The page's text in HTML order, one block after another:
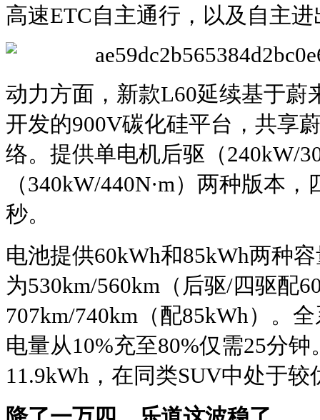
高速ETC自主通行，以及自主
动力方面，新款L60延续基于蔚
开发的900V碳化硅平台，共享
络。提供单电机后驱（240kW/
（340kW/440N·m）两种版本
秒。
电池提供60kWh和85kWh两种
为530km/560km（后驱/四驱配
707km/740km（配85kWh）。
电量从10%充至80%仅需25分
11.9kWh，在同类SUV中处于较